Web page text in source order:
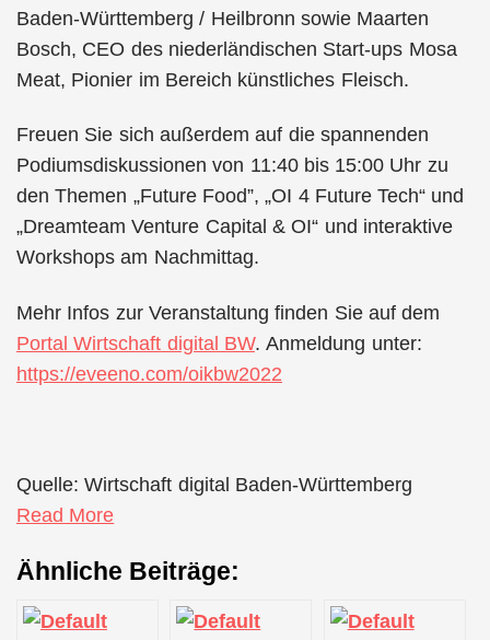
Baden-Württemberg / Heilbronn sowie Maarten
Bosch, CEO des niederländischen Start-ups Mosa
Meat, Pionier im Bereich künstliches Fleisch.
Freuen Sie sich außerdem auf die spannenden
Podiumsdiskussionen von 11:40 bis 15:00 Uhr zu
den Themen „Future Food”, „OI 4 Future Tech“ und
„Dreamteam Venture Capital & OI“ und interaktive
Workshops am Nachmittag.
Mehr Infos zur Veranstaltung finden Sie auf dem
Portal Wirtschaft digital BW. Anmeldung unter:
https://eveeno.com/oikbw2022
Quelle: Wirtschaft digital Baden-Württemberg
Read More
Ähnliche Beiträge: